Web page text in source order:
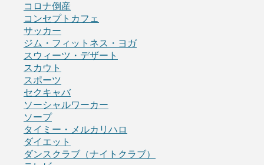
コロナ倒産
コンセプトカフェ
サッカー
ジム・フィットネス・ヨガ
スウィーツ・デザート
スカウト
スポーツ
セクキャバ
ソーシャルワーカー
ソープ
タイミー・メルカリハロ
ダイエット
ダンスクラブ（ナイトクラブ）